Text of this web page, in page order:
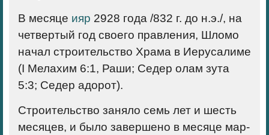
В месяце ияр 2928 года /832 г. до н.э./, на
четвертый год своего правления, Шломо
начал строительство Храма в Иерусалиме
(I Мелахим 6:1, Раши; Седер олам зута
5:3; Седер адорот).
Строительство заняло семь лет и шесть
месяцев, и было завершено в месяце мар-